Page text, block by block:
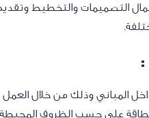
التصميمات والتخطيط
:
المباني وذلك من خلال
على حسب الظروف المحيطة